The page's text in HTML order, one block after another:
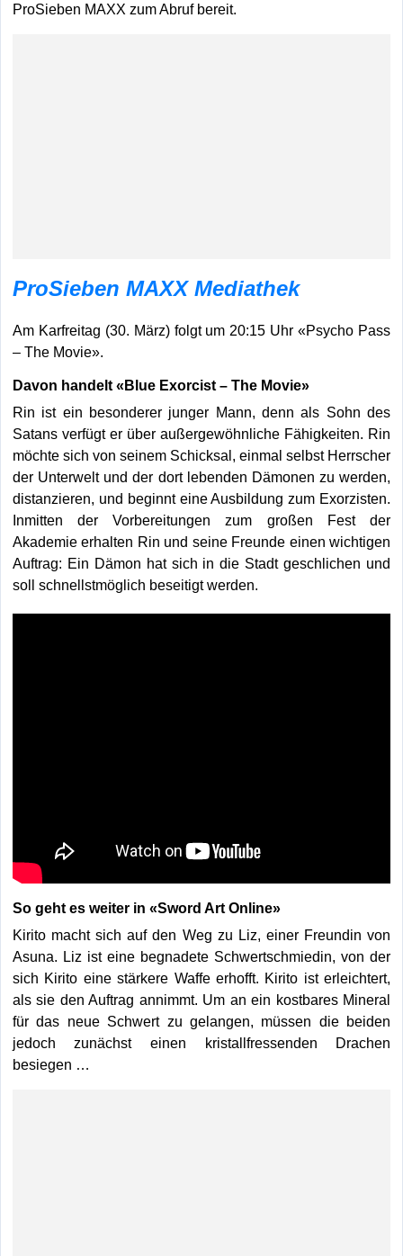
ProSieben MAXX zum Abruf bereit.
ProSieben MAXX Mediathek
Am Karfreitag (30. März) folgt um 20:15 Uhr «Psycho Pass
– The Movie».
Davon handelt «Blue Exorcist – The Movie»
Rin ist ein besonderer junger Mann, denn als Sohn des
Satans verfügt er über außergewöhnliche Fähigkeiten. Rin
möchte sich von seinem Schicksal, einmal selbst Herrscher
der Unterwelt und der dort lebenden Dämonen zu werden,
distanzieren, und beginnt eine Ausbildung zum Exorzisten.
Inmitten der Vorbereitungen zum großen Fest der
Akademie erhalten Rin und seine Freunde einen wichtigen
Auftrag: Ein Dämon hat sich in die Stadt geschlichen und
soll schnellstmöglich beseitigt werden.
So geht es weiter in «Sword Art Online»
Kirito macht sich auf den Weg zu Liz, einer Freundin von
Asuna. Liz ist eine begnadete Schwertschmiedin, von der
sich Kirito eine stärkere Waffe erhofft. Kirito ist erleichtert,
als sie den Auftrag annimmt. Um an ein kostbares Mineral
für das neue Schwert zu gelangen, müssen die beiden
jedoch zunächst einen kristallfressenden Drachen
besiegen …